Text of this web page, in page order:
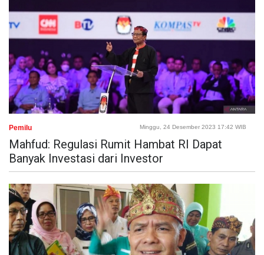
Pemilu Minggu, 24 Desember 2023 17:42 WIB
Mahfud: Regulasi Rumit Hambat RI Dapat
Banyak Investasi dari Investor